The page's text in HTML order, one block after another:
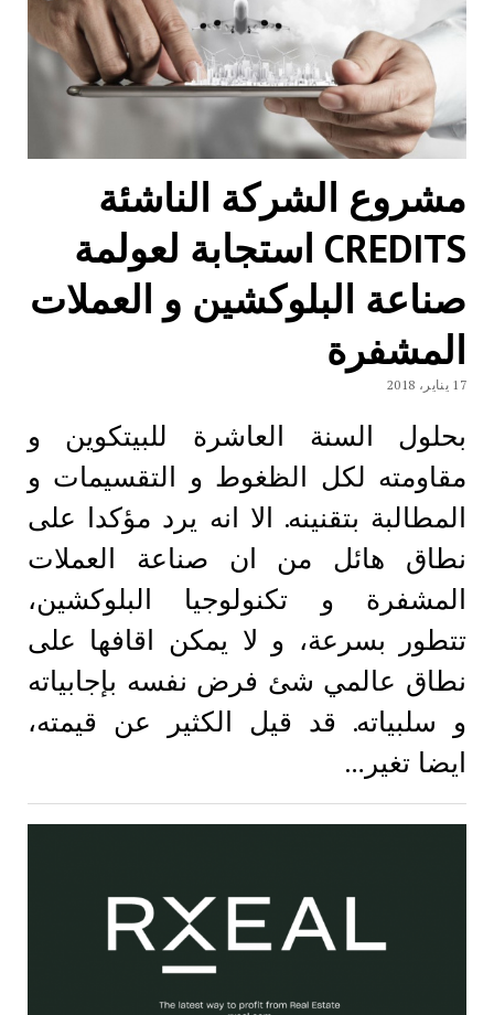
مشروع الشركة الناشئة
CREDITS استجابة لعولمة
صناعة البلوكشين و العملات
المشفرة
17 يناير، 2018
بحلول السنة العاشرة للبيتكوين و
مقاومته لكل الظغوط و التقسيمات و
المطالبة بتقنينه. الا انه يرد مؤكدا على
نطاق هائل من ان صناعة العملات
المشفرة و تكنولوجيا البلوكشين،
تتطور بسرعة، و لا يمكن اقافها على
نطاق عالمي شئ فرض نفسه بإجابياته
و سلبياته. قد قيل الكثير عن قيمته،
ايضا تغير…